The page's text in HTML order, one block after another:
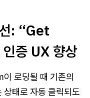
: “Get
증 UX 향상
로딩될 때 기존의
태로 자동 클릭되도